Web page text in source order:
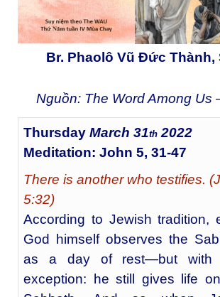
Br. Phaolô Vũ Đức Thành,
Nguồn: The Word Among Us
Thursday March 31th 2022
Meditation: John 5, 31-47
There is another who testifies.
5:32)
According to Jewish tradition,
God himself observes the
as a day of rest—but with
exception: he still gives life